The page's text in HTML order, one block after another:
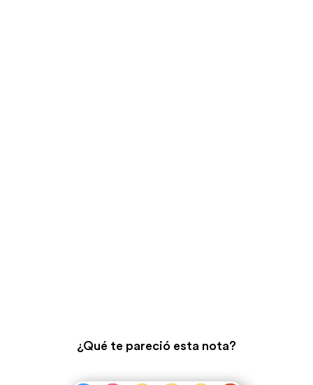
¿Qué te pareció esta nota?